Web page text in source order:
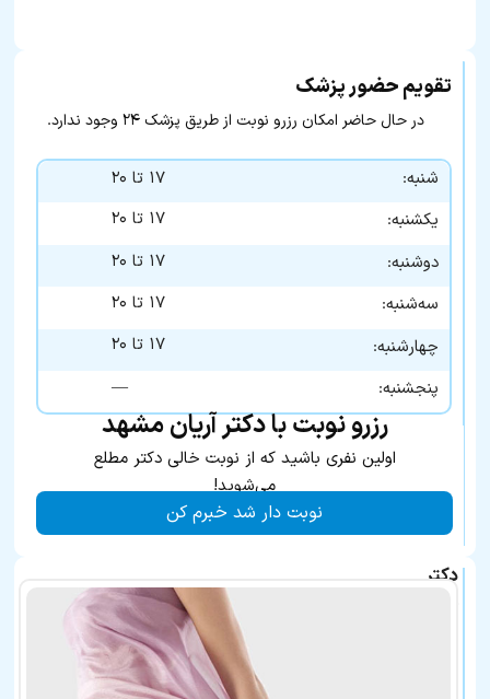
تقویم حضور پزشک
در حال حاضر امکان رزرو نوبت از طریق پزشک ۲۴ وجود ندارد.
شنبه:
۱۷ تا ۲۰
یکشنبه:
۱۷ تا ۲۰
دوشنبه:
۱۷ تا ۲۰
سه‌شنبه:
۱۷ تا ۲۰
چهارشنبه:
۱۷ تا ۲۰
پنجشنبه:
—
رزرو نوبت با دکتر آریان مشهد
اولین نفری باشید که از نوبت خالی دکتر مطلع
می‌شوید!
نوبت دار شد خبرم کن
دکتر